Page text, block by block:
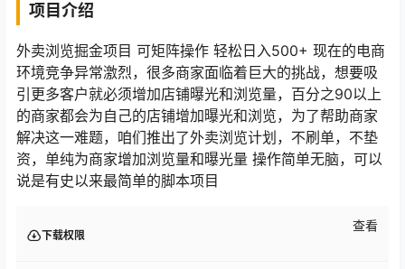
项目介绍
外卖浏览掘金项目 可矩阵操作 轻松日入500+ 现在的电商
环境竞争异常激烈，很多商家面临着巨大的挑战，想要吸
引更多客户就必须增加店铺曝光和浏览量，百分之90以上
的商家都会为自己的店铺增加曝光和浏览，为了帮助商家
解决这一难题，咱们推出了外卖浏览计划，不刷单，不垫
资，单纯为商家增加浏览量和曝光量 操作简单无脑，可以
说是有史以来最简单的脚本项目
下载权限
查看